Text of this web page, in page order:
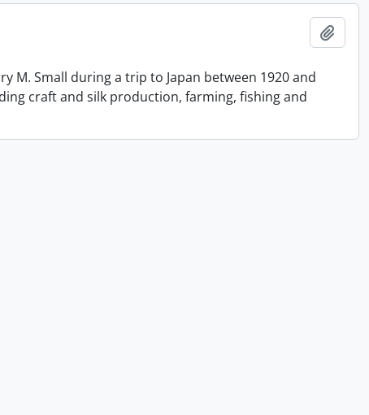
M. Small during a trip to Japan between 1920 and
craft and silk production, farming, fishing and